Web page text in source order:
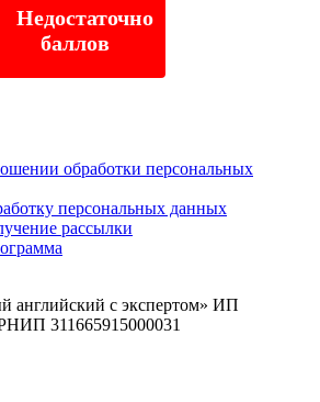
Недостаточно
баллов
обработки персональных
персональных данных
рассылки
английский с экспертом» ИП
311665915000031